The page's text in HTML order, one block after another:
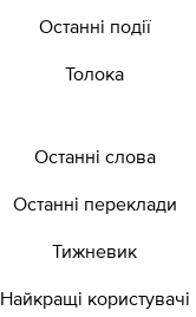
Останні події
Толока
Останні слова
Останні переклади
Тижневик
Найкращі користувачі